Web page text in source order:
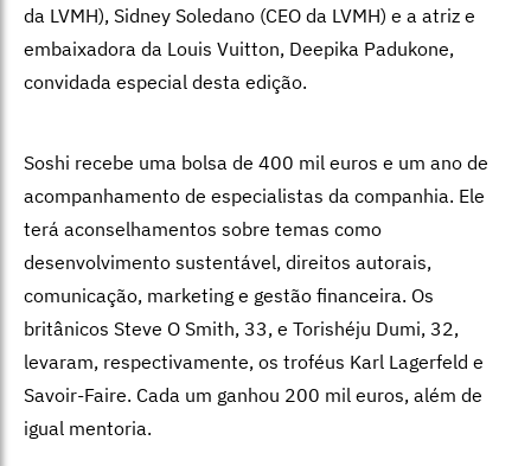
da LVMH), Sidney Soledano (CEO da LVMH) e a atriz e
embaixadora da Louis Vuitton, Deepika Padukone,
convidada especial desta edição.
Soshi recebe uma bolsa de 400 mil euros e um ano de
acompanhamento de especialistas da companhia. Ele
terá aconselhamentos sobre temas como
desenvolvimento sustentável, direitos autorais,
comunicação, marketing e gestão financeira. Os
britânicos Steve O Smith, 33, e Torishéju Dumi, 32,
levaram, respectivamente, os troféus Karl Lagerfeld e
Savoir-Faire. Cada um ganhou 200 mil euros, além de
igual mentoria.